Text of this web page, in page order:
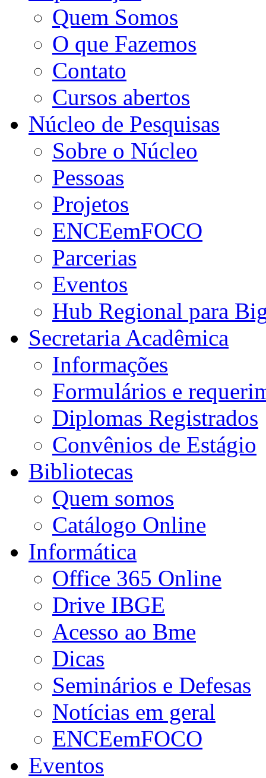
Quem Somos
O que Fazemos
Contato
Cursos abertos
Núcleo de Pesquisas
Sobre o Núcleo
Pessoas
Projetos
ENCEemFOCO
Parcerias
Eventos
Hub Regional para
Secretaria Acadêmica
Informações
Formulários e
Diplomas Registrados
Convênios de Estágio
Bibliotecas
Quem somos
Catálogo Online
Informática
Office 365 Online
Drive IBGE
Acesso ao Bme
Dicas
Seminários e Defesas
Notícias em geral
ENCEemFOCO
Eventos